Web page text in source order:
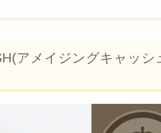
アメイジングキャッシ